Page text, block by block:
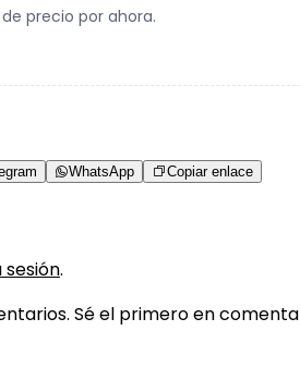
precio por ahora.
WhatsApp Copiar enlace
sesión.
Sé el primero en